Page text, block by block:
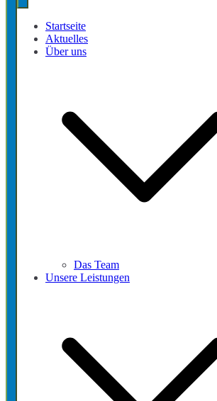
Startseite
Aktuelles
Über uns
Das Team
Unsere Leistungen